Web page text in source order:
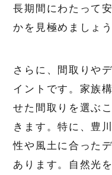
長期間にわたって
かを見極めましょう
さらに、間取りや
イントです。家族
せた間取りを選ぶ
きます。特に、豊
性や風土に合った
あります。自然光